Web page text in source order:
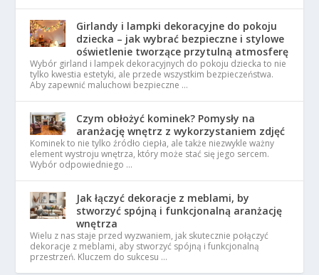
Girlandy i lampki dekoracyjne do pokoju
dziecka – jak wybrać bezpieczne i stylowe
oświetlenie tworzące przytulną atmosferę
Wybór girland i lampek dekoracyjnych do pokoju dziecka to nie
tylko kwestia estetyki, ale przede wszystkim bezpieczeństwa.
Aby zapewnić maluchowi bezpieczne …
Czym obłożyć kominek? Pomysły na
aranżację wnętrz z wykorzystaniem zdjęć
Kominek to nie tylko źródło ciepła, ale także niezwykle ważny
element wystroju wnętrza, który może stać się jego sercem.
Wybór odpowiedniego …
Jak łączyć dekoracje z meblami, by
stworzyć spójną i funkcjonalną aranżację
wnętrza
Wielu z nas staje przed wyzwaniem, jak skutecznie połączyć
dekoracje z meblami, aby stworzyć spójną i funkcjonalną
przestrzeń. Kluczem do sukcesu …